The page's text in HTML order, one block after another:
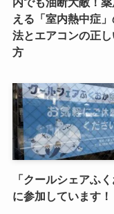
える「室内熱中症
法とエアコンの正
方
「クールシェアふく
に参加しています！